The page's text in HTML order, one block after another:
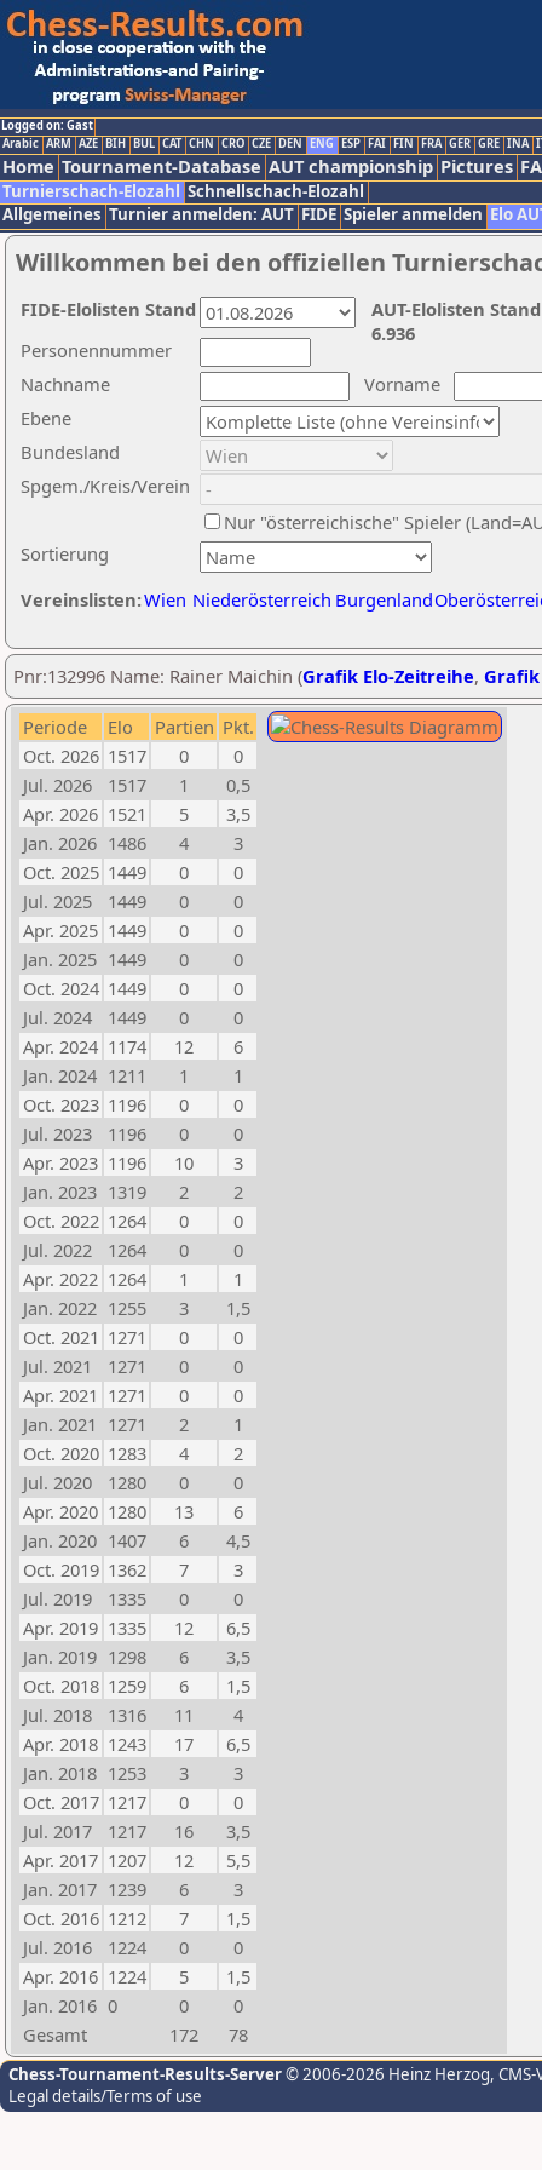
Logged on: Gast
Arabic ARM AZE BIH BUL CAT CHN CRO CZE DEN ENG ESP FAI FIN FRA GER GRE INA
Home Tournament-Database AUT championship Pictures
Turnierschach-Elozahl Schnellschach-Elozahl
Allgemeines Turnier anmelden: AUT FIDE Spieler anmelden Elo
Willkommen bei den offiziellen
Nachname
Vorname
Ebene
Sortierung
Personennummer
Bundesland
Spgem./Kreis/Verein
Nur "österreichische" Spieler
Vereinslisten:Wien Niederösterreich Burgenland
AUT-Elolisten
6.936
FIDE-Elolisten Stand
Pnr:132996 Name: Rainer Maichin (Grafik Elo-Zeitreihe,
Periode Elo Partien Pkt.
Oct. 2026 1517 0
0
Jul. 2026
1517 1
0,5
Apr. 2026 1521 5
3,5
Jan. 2026 1486 4
3
Oct. 2025 1449 0
0
Jul. 2025
1449 0
0
Apr. 2025 1449 0
0
Jan. 2025 1449 0
0
Oct. 2024 1449 0
0
Jul. 2024
1449 0
0
Apr. 2024 1174 12
6
Jan. 2024 1211 1
1
Oct. 2023 1196 0
0
Jul. 2023
1196 0
0
Apr. 2023 1196 10
3
Jan. 2023 1319 2
2
Oct. 2022 1264 0
0
Jul. 2022
1264 0
0
Apr. 2022 1264 1
1
Jan. 2022 1255 3
1,5
Oct. 2021 1271 0
0
Jul. 2021
1271 0
0
Apr. 2021 1271 0
0
Jan. 2021 1271 2
1
Oct. 2020 1283 4
2
Jul. 2020
1280 0
0
Apr. 2020 1280 13
6
Jan. 2020 1407 6
4,5
Oct. 2019 1362 7
3
Jul. 2019
1335 0
0
Apr. 2019 1335 12
6,5
Jan. 2019 1298 6
3,5
Oct. 2018 1259 6
1,5
Jul. 2018
1316 11
4
Apr. 2018 1243 17
6,5
Jan. 2018 1253 3
3
Oct. 2017 1217 0
0
Jul. 2017
1217 16
3,5
Apr. 2017 1207 12
5,5
Jan. 2017 1239 6
3
Oct. 2016 1212 7
1,5
Jul. 2016
1224 0
0
Apr. 2016 1224 5
1,5
Jan. 2016 0 0
0
Gesamt
172 78
Chess-Tournament-Results-Server© 2006-2026 Heinz Herzog,
Legal details/Terms of use